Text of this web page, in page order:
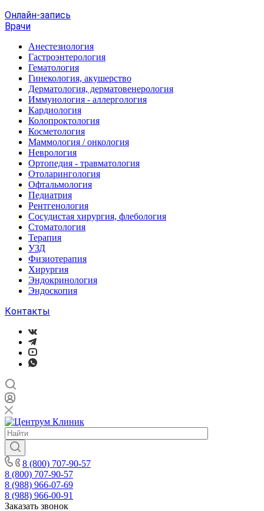
Онлайн-запись
Врачи
Анестезиология
Гастроэнтерология
Гематология
Гинекология, акушерство
Дерматология, дерматовенерология
Иммунология - аллергология
Кардиология
Колопроктология
Косметология
Маммология / онкология
Неврология
Ортопедия - травматология
Отоларингология
Офтальмология
Педиатрия
Рентгенология
Сосудистая хирургия, флебология
Стоматология
Терапия
УЗД
Физиотерапия
Хирургия
Эндокринология
Эндоскопия
Контакты
8 (800) 707-90-57
8 (800) 707-90-57
8 (988) 966-07-69
8 (988) 966-00-91
Заказать звонок